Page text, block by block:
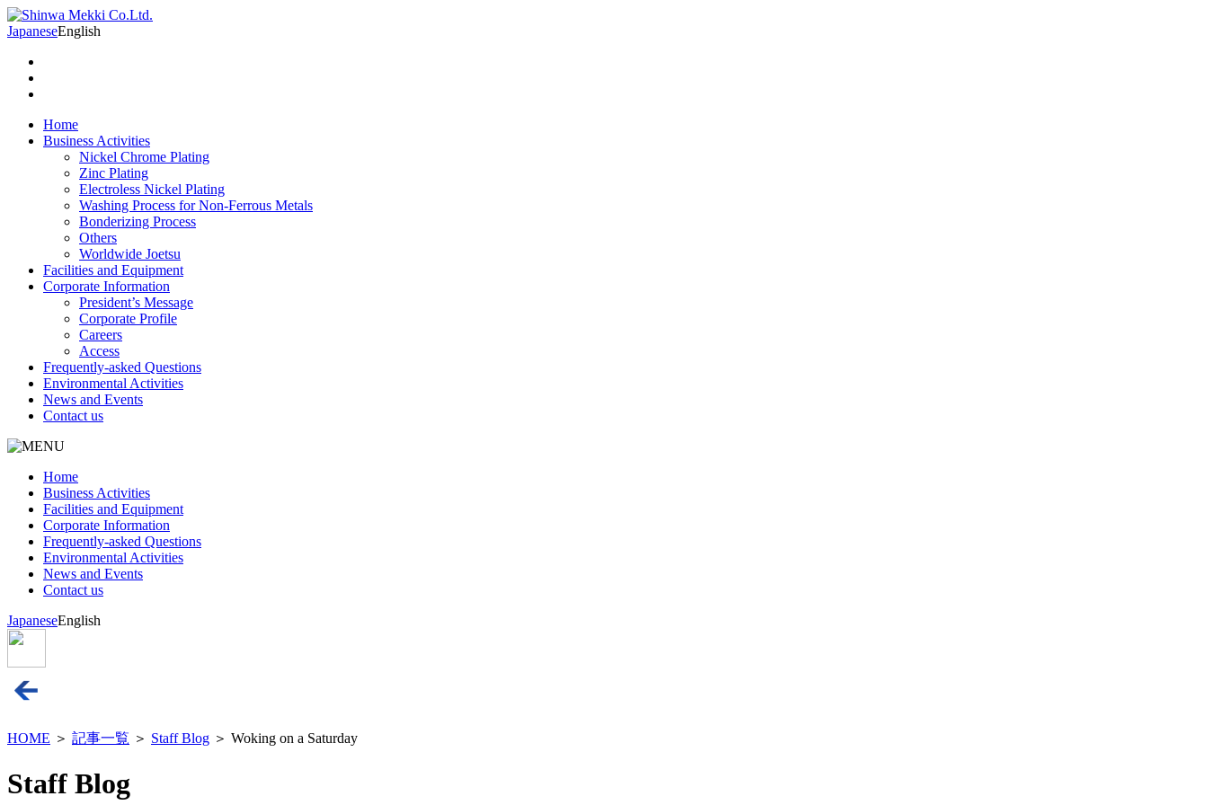
JapaneseEnglish
Home
Business Activities
Nickel Chrome Plating
Zinc Plating
Electroless Nickel Plating
Washing Process for Non-Ferrous Metals
Bonderizing Process
Others
Worldwide Joetsu
Facilities and Equipment
Corporate Information
President’s Message
Corporate Profile
Careers
Access
Frequently-asked Questions
Environmental Activities
News and Events
Contact us
Home
Business Activities
Facilities and Equipment
Corporate Information
Frequently-asked Questions
Environmental Activities
News and Events
Contact us
JapaneseEnglish
HOME ＞ 記事一覧 ＞ Staff Blog ＞ Woking on a Saturday
Staff Blog